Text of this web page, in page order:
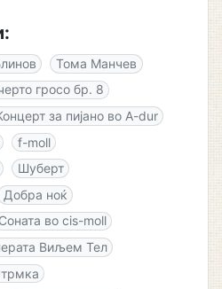
Тома Манчев
гросо бр. 8
за пијано во A-dur
f-moll
Шуберт
Добра ноќ
Соната во cis-moll
Виљем Тел